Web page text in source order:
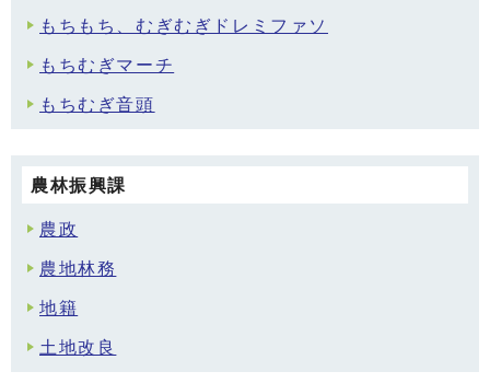
もちもち、むぎむぎドレミファソ
もちむぎマーチ
もちむぎ音頭
農林振興課
農政
農地林務
地籍
土地改良